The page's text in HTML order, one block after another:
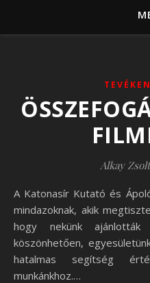
Alkay Zsolt
A Katonasír Kutató és Ápoló Egyesület köszönetet mond
mindazoknak, akik
hogy nekünk
köszönhetően,
hatalmas segítség
munkánkhoz.…